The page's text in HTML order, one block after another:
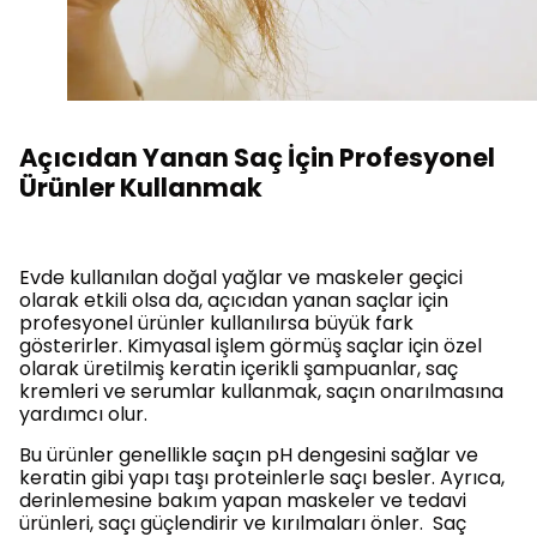
Açıcıdan Yanan Saç İçin Profesyonel
Ürünler Kullanmak
Evde kullanılan doğal yağlar ve maskeler geçici
olarak etkili olsa da, açıcıdan yanan saçlar için
profesyonel ürünler kullanılırsa büyük fark
gösterirler. Kimyasal işlem görmüş saçlar için özel
olarak üretilmiş keratin içerikli şampuanlar, saç
kremleri ve serumlar kullanmak, saçın onarılmasına
yardımcı olur.
Bu ürünler genellikle saçın pH dengesini sağlar ve
keratin gibi yapı taşı proteinlerle saçı besler. Ayrıca,
derinlemesine bakım yapan maskeler ve tedavi
ürünleri, saçı güçlendirir ve kırılmaları önler. Saç